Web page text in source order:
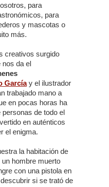
para
para
y mascotas o
más.
creativos surgido
nos da el
Garcíay el ilustrador
trabajado mano a
en pocas horas ha
de todo el
en auténticos
el enigma.
la habitación de
hombre muerto
con una pistola en
si se trató de